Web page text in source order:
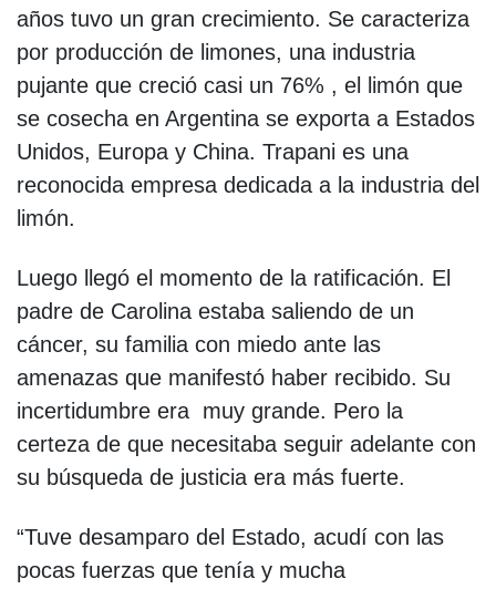
años tuvo un gran crecimiento. Se caracteriza
por producción de limones, una industria
pujante que creció casi un 76% , el limón que
se cosecha en Argentina se exporta a Estados
Unidos, Europa y China. Trapani es una
reconocida empresa dedicada a la industria del
limón.
Luego llegó el momento de la ratificación. El
padre de Carolina estaba saliendo de un
cáncer, su familia con miedo ante las
amenazas que manifestó haber recibido. Su
incertidumbre era muy grande. Pero la
certeza de que necesitaba seguir adelante con
su búsqueda de justicia era más fuerte.
“Tuve desamparo del Estado, acudí con las
pocas fuerzas que tenía y mucha